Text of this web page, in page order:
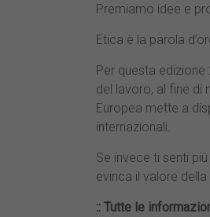
Premiamo idee e
Etica è la parola
Per questa
del lavoro, al fine di
Europea mette a
internazionali.
Se invece ti senti
evinca il valore
:: Tutte le